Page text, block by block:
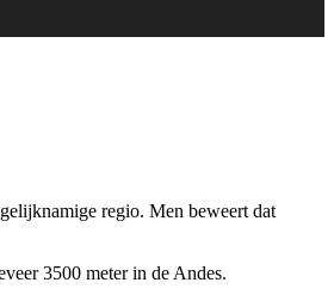
regio. Men beweert dat
3500 meter in de Andes.